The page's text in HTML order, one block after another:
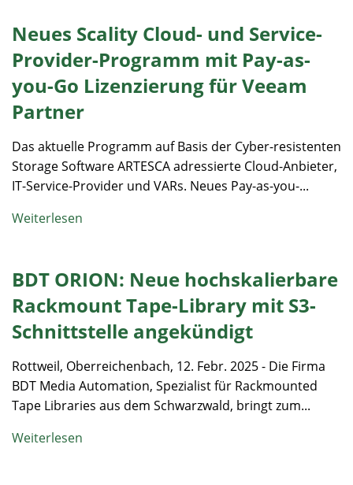
Neues Scality Cloud- und Service-
Provider-Programm mit Pay-as-
you-Go Lizenzierung für Veeam
Partner
Das aktuelle Programm auf Basis der Cyber-resistenten
Storage Software ARTESCA adressierte Cloud-Anbieter,
IT-Service-Provider und VARs. Neues Pay-as-you-...
Weiterlesen
BDT ORION: Neue hochskalierbare
Rackmount Tape-Library mit S3-
Schnittstelle angekündigt
Rottweil, Oberreichenbach, 12. Febr. 2025 - Die Firma
BDT Media Automation, Spezialist für Rackmounted
Tape Libraries aus dem Schwarzwald, bringt zum...
Weiterlesen